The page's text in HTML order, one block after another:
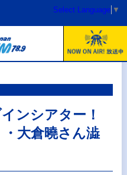
Select Language ▼
ンシアター！
大倉曉さん澁